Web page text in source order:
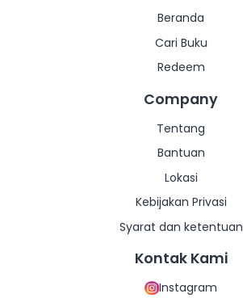
Beranda
Cari Buku
Redeem
Company
Tentang
Bantuan
Lokasi
Kebijakan Privasi
Syarat dan ketentuan
Kontak Kami
Instagram